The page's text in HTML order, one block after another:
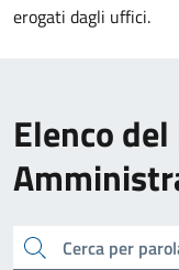
erogati dagli uffici.
Elenco
cerca